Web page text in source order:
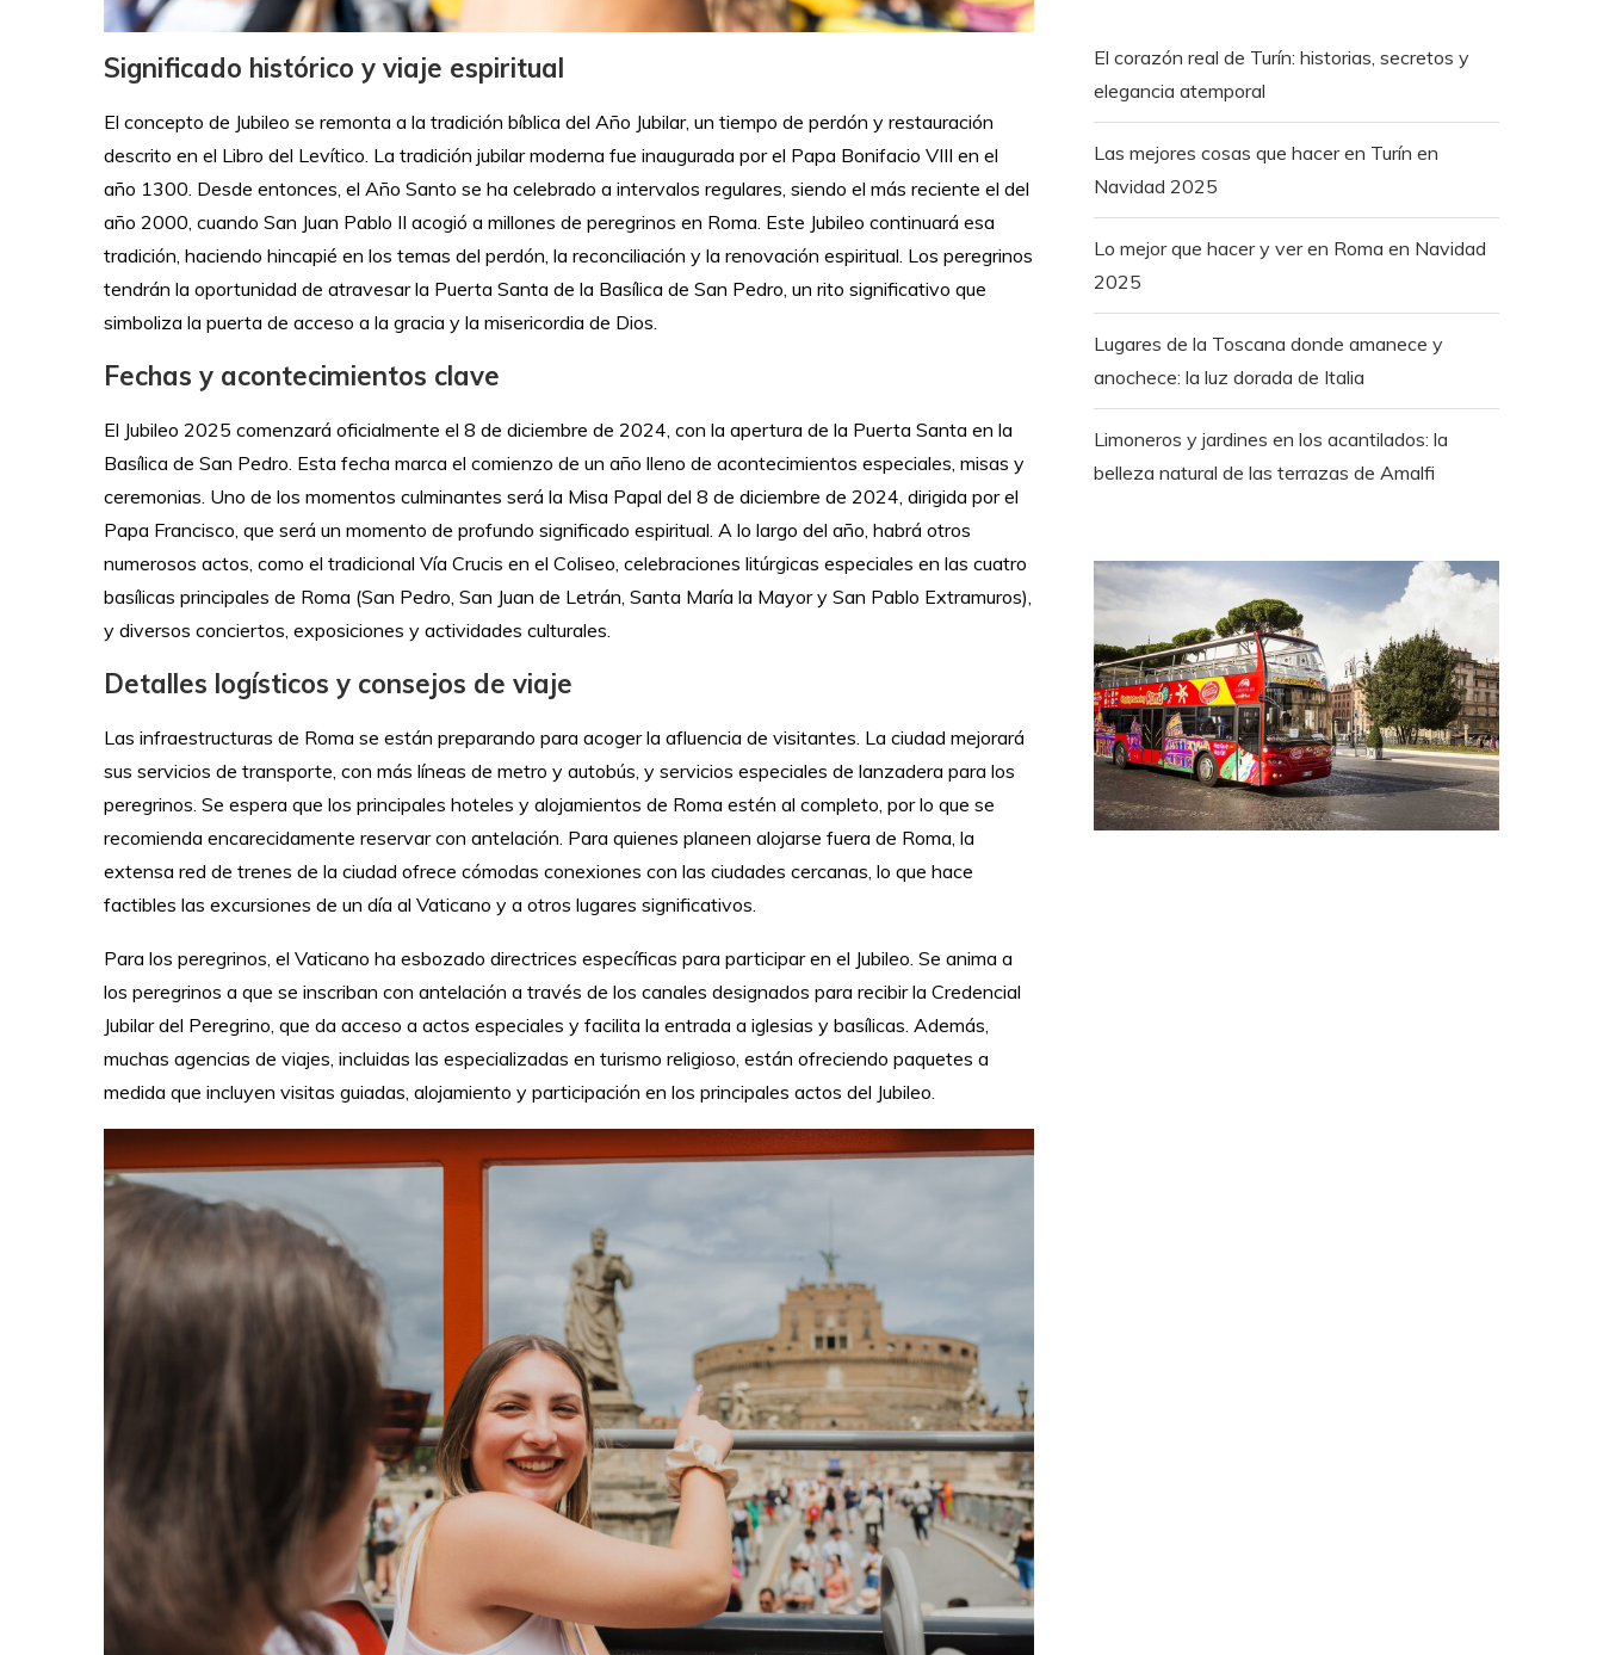
Significado histórico y viaje espiritual
El concepto de Jubileo se remonta a la tradición bíblica del Año Jubilar, un tiempo de perdón y restauración
descrito en el Libro del Levítico. La tradición jubilar moderna fue inaugurada por el Papa Bonifacio VIII en el
año 1300. Desde entonces, el Año Santo se ha celebrado a intervalos regulares, siendo el más reciente el del
año 2000, cuando San Juan Pablo II acogió a millones de peregrinos en Roma. Este Jubileo continuará esa
tradición, haciendo hincapié en los temas del perdón, la reconciliación y la renovación espiritual. Los peregrinos
tendrán la oportunidad de atravesar la Puerta Santa de la Basílica de San Pedro, un rito significativo que
simboliza la puerta de acceso a la gracia y la misericordia de Dios.
Fechas y acontecimientos clave
El Jubileo 2025 comenzará oficialmente el 8 de diciembre de 2024, con la apertura de la Puerta Santa en la
Basílica de San Pedro. Esta fecha marca el comienzo de un año lleno de acontecimientos especiales, misas y
ceremonias. Uno de los momentos culminantes será la Misa Papal del 8 de diciembre de 2024, dirigida por el
Papa Francisco, que será un momento de profundo significado espiritual. A lo largo del año, habrá otros
numerosos actos, como el tradicional Vía Crucis en el Coliseo, celebraciones litúrgicas especiales en las cuatro
basílicas principales de Roma (San Pedro, San Juan de Letrán, Santa María la Mayor y San Pablo Extramuros),
y diversos conciertos, exposiciones y actividades culturales.
Detalles logísticos y consejos de viaje
Las infraestructuras de Roma se están preparando para acoger la afluencia de visitantes. La ciudad mejorará
sus servicios de transporte, con más líneas de metro y autobús, y servicios especiales de lanzadera para los
peregrinos. Se espera que los principales hoteles y alojamientos de Roma estén al completo, por lo que se
recomienda encarecidamente reservar con antelación. Para quienes planeen alojarse fuera de Roma, la
extensa red de trenes de la ciudad ofrece cómodas conexiones con las ciudades cercanas, lo que hace
factibles las excursiones de un día al Vaticano y a otros lugares significativos.
Para los peregrinos, el Vaticano ha esbozado directrices específicas para participar en el Jubileo. Se anima a
los peregrinos a que se inscriban con antelación a través de los canales designados para recibir la Credencial
Jubilar del Peregrino, que da acceso a actos especiales y facilita la entrada a iglesias y basílicas. Además,
muchas agencias de viajes, incluidas las especializadas en turismo religioso, están ofreciendo paquetes a
medida que incluyen visitas guiadas, alojamiento y participación en los principales actos del Jubileo.
El corazón real de Turín: historias, secretos y
elegancia atemporal
Las mejores cosas que hacer en Turín en
Navidad 2025
Lo mejor que hacer y ver en Roma en Navidad
2025
Lugares de la Toscana donde amanece y
anochece: la luz dorada de Italia
Limoneros y jardines en los acantilados: la
belleza natural de las terrazas de Amalfi